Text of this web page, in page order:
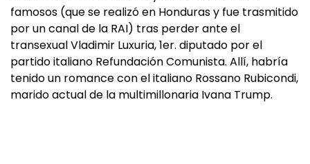
famosos (que se realizó en Honduras y fue trasmitido
por un canal de la RAI) tras perder ante el
transexual Vladimir Luxuria, 1er. diputado por el
partido italiano Refundación Comunista. Allí, habría
tenido un romance con el italiano Rossano Rubicondi,
marido actual de la multimillonaria Ivana Trump.